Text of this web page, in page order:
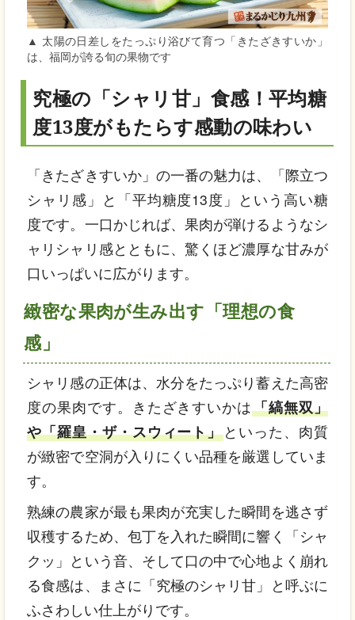
▲ 太陽の日差しをたっぷり浴びて育つ「きたざきすいか」
は、福岡が誇る旬の果物です
究極の「シャリ甘」食感！平均糖
度13度がもたらす感動の味わい
「きたざきすいか」の一番の魅力は、「際立つ
シャリ感」と「平均糖度13度」という高い糖
度です。一口かじれば、果肉が弾けるようなシ
ャリシャリ感とともに、驚くほど濃厚な甘みが
口いっぱいに広がります。
緻密な果肉が生み出す「理想の食
感」
シャリ感の正体は、水分をたっぷり蓄えた高密
度の果肉です。きたざきすいかは「縞無双」
や「羅皇・ザ・スウィート」といった、肉質
が緻密で空洞が入りにくい品種を厳選していま
す。
熟練の農家が最も果肉が充実した瞬間を逃さず
収穫するため、包丁を入れた瞬間に響く「シャ
クッ」という音、そして口の中で心地よく崩れ
る食感は、まさに「究極のシャリ甘」と呼ぶに
ふさわしい仕上がりです。